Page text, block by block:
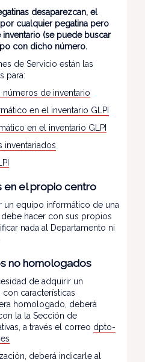
desaparezcan, el
cualquier pegatina pero
(se puede buscar
con dicho número.
de Servicio están las
para:
de inventario
en el inventario GLPI
en el inventario GLPI
inventariados
en el propio centro
equipo informático de una
hacer con sus propios
nada al Departamento ni
no homologados
de adquirir un
características
homologado, deberá
la la Sección de
a través el correo dpto-
deberá indicarle al